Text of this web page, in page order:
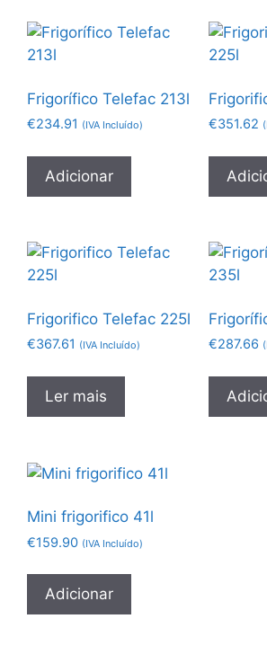
Frigorífico Telefac 213l
€234.91 (IVA Incluído)
Adicionar
€351.62
Frigorifico Telefac 225l
€367.61 (IVA Incluído)
Ler mais
€287.66
Mini frigorifico 41l
€159.90 (IVA Incluído)
Adicionar